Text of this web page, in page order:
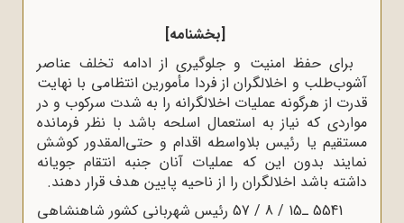
[بخشنامه]
براى حفظ امنیت و جلوگیرى از ادامه تخلف عناصر
آشوب‌طلب و اخلالگران از فردا مأمورین انتظامى با نهایت
قدرت از هرگونه عملیات اخلالگرانه را به شدت سرکوب و در
مواردی که نیاز به استعمال اسلحه باشد با نظر فرمانده
مستقیم یا رئیس بلاواسطه اقدام و حتى‌المقدور کوشش
نمایند بدون این که عملیات آنان جنبه انتقام جویانه
داشته باشد اخلالگران را از ناحیه پایین هدف قرار دهند.